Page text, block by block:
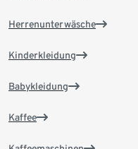
Herrenunterwäsche
Kinderkleidung
Babykleidung
Kaffee